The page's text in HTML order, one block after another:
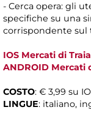
- Cerca opera: gli
specifiche su una
corrispondente sul
IOS Mercati di
ANDROID Mercati
COSTO: € 3,99 su
LINGUE: italiano,